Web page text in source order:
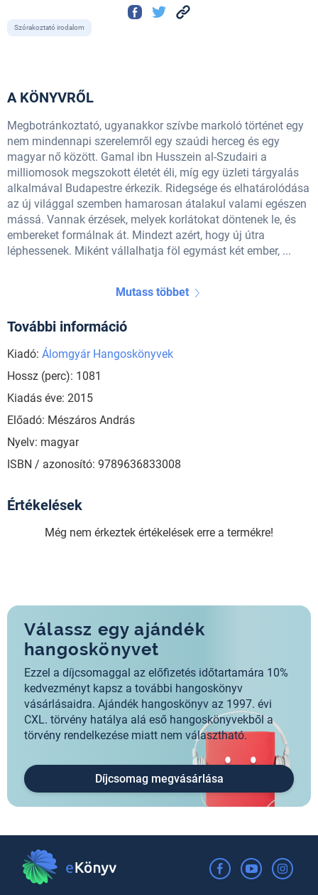
Szórakoztató irodalom
A KÖNYVRŐL
Megbotránkoztató, ugyanakkor szívbe markoló történet egy
nem mindennapi szerelemről egy szaúdi herceg és egy
magyar nő között. Gamal ibn Husszein al-Szudairi a
milliomosok megszokott életét éli, míg egy üzleti tárgyalás
alkalmával Budapestre érkezik. Ridegsége és elhatárolódása
az új világgal szemben hamarosan átalakul valami egészen
mássá. Vannak érzések, melyek korlátokat döntenek le, és
embereket formálnak át. Mindezt azért, hogy új útra
léphessenek. Miként vállalhatja föl egymást két ember, ...
Mutass többet
További információ
Kiadó: Álomgyár Hangoskönyvek
Hossz (perc): 1081
Kiadás éve: 2015
Előadó: Mészáros András
Nyelv: magyar
ISBN / azonosító: 9789636833008
Értékelések
Még nem érkeztek értékelések erre a termékre!
Válassz egy ajándék
hangoskönyvet
Ezzel a díjcsomaggal az előfizetés időtartamára 10%
kedvezményt kapsz a további hangoskönyv
vásárlásaidra. Ajándék hangoskönyv az 1997. évi
CXL. törvény hatálya alá eső hangoskönyvekből a
törvény rendelkezése miatt nem választható.
Díjcsomag megvásárlása